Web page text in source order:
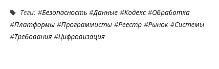
Теги: #Безопасность #Данные #Кодекс#Обработка
#Платформы #Программисты #Реестр #Рынок #Системы
#Требования #Цифровизация